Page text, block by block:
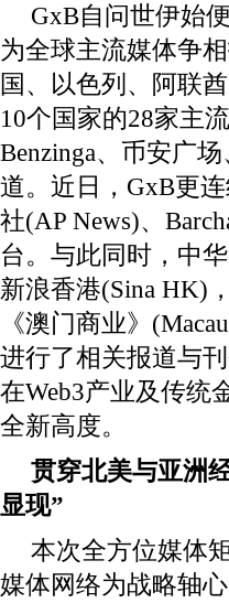
GxB自问世伊始
为全球主流媒体争
国、以色列、阿联
10个国家的28家主
Benzinga、币安广
道。近日，GxB更
社(AP News)、
台。与此同时，中
新浪香港(Sina HK)
《澳门商业》
进行了相关报道与
在Web3产业及传统
全新高度。
贯穿北美与亚洲
显现”
本次全方位媒体
媒体网络为战略轴